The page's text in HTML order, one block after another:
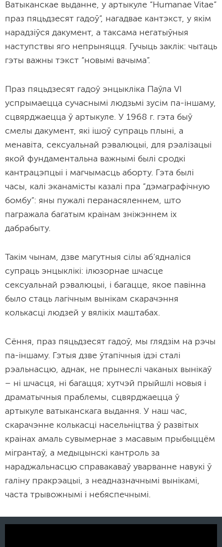
Ватыканскае выданне, у артыкуле “Humanae Vitae”
праз пяцьдзесят гадоў”, нагадвае кантэкст, у якім
нарадзіўся дакумент, а таксама негатыўныя
наступствы яго непрыняцця. Гучыць заклік: чытаць
гэты важны тэкст “новымі вачыма”.
Праз пяцьдзесят гадоў энцыкліка Паўла VI
успрымаецца сучаснымі людзьмі зусім па-іншаму,
сцвярджаецца ў артыкуле. У 1968 г. гэта быў
смелы дакумент, які ішоў супраць плыні, а
менавіта, сексуальнай рэвалюцыі, для рэалізацыі
якой фундаментальна важнымі былі сродкі
кантрацэпцыі і магчымасць аборту. Гэта былі
часы, калі эканамісты казалі пра “дэмаграфічную
бомбу”: яны пужалі перанасяленнем, што
пагражала багатым краінам зніжэннем іх
дабрабыту.
Такім чынам, дзве магутныя сілы аб’ядналіся
супраць энцыклікі: ілюзорнае шчасце
сексуальнай рэвалюцыі, і багацце, якое павінна
было стаць лагічным вынікам скарачэння
колькасці людзей у вялікіх маштабах.
Сёння, праз пяцьдзесят гадоў, мы глядзім на рэчы
па-іншаму. Гэтыя дзве ўтапічныя ідэі сталі
рэальнасцю, аднак, не прынеслі чаканых вынікаў
– ні шчасця, ні багацця; хутчэй прыйшлі новыя і
драматычныя праблемы, сцвярджаецца ў
артыкуле ватыканскага выдання. У наш час,
скарачэнне колькасці насельніцтва ў развітых
краінах амаль сувымернае з масавым прыбыццём
мігрантаў, а медыцынскі кантроль за
нараджальнасцю справакаваў уварванне навукі ў
галіну пракрэацыі, з неадназначнымі вынікамі,
часта трывожнымі і небяспечнымі.